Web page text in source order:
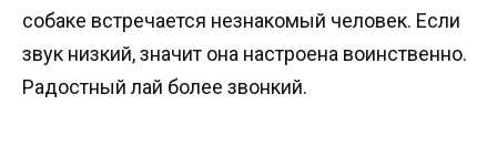
собаке встречается незнакомый человек. Если
звук низкий, значит она настроена воинственно.
Радостный лай более звонкий.